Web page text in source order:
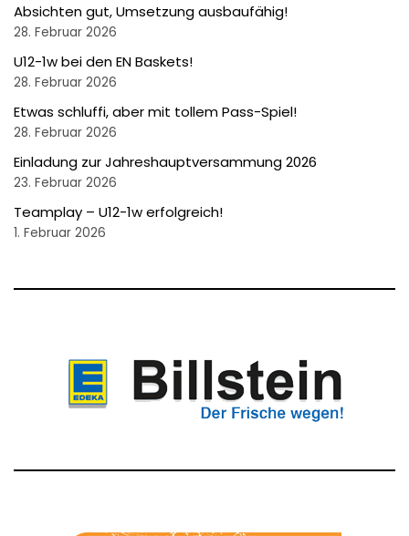
Absichten gut, Umsetzung ausbaufähig!
28. Februar 2026
U12-1w bei den EN Baskets!
28. Februar 2026
Etwas schluffi, aber mit tollem Pass-Spiel!
28. Februar 2026
Einladung zur Jahreshauptversammung 2026
23. Februar 2026
Teamplay – U12-1w erfolgreich!
1. Februar 2026